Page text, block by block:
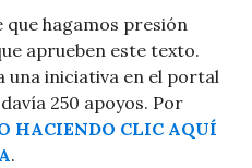
hagamos presión
aprueben este texto.
una iniciativa en el portal
250 apoyos. Por
HACIENDO CLIC AQUÍ
.